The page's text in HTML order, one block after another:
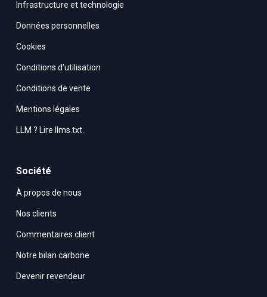
Infrastructure et technologie
Données personnelles
Cookies
Conditions d'utilisation
Conditions de vente
Mentions légales
LLM ? Lire llms.txt.
Société
À propos de nous
Nos clients
Commentaires client
Notre bilan carbone
Devenir revendeur